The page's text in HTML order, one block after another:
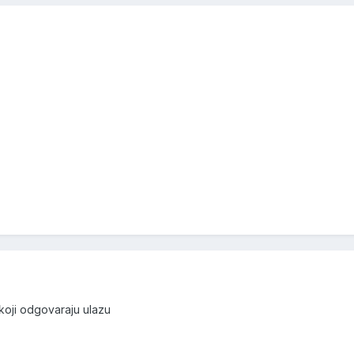
odgovaraju ulazu